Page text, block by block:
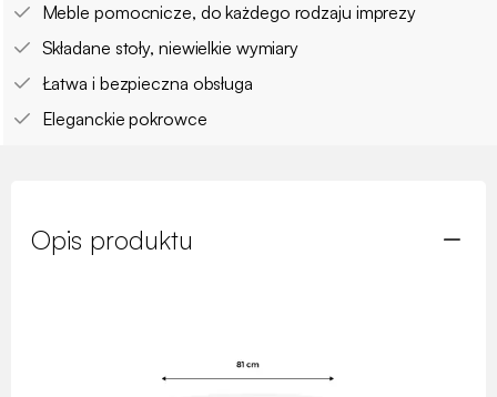
Meble pomocnicze, do każdego rodzaju imprezy
Składane stoły, niewielkie wymiary
Łatwa i bezpieczna obsługa
Eleganckie pokrowce
Opis produktu